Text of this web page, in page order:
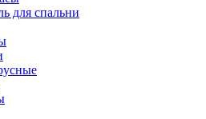
для спальни